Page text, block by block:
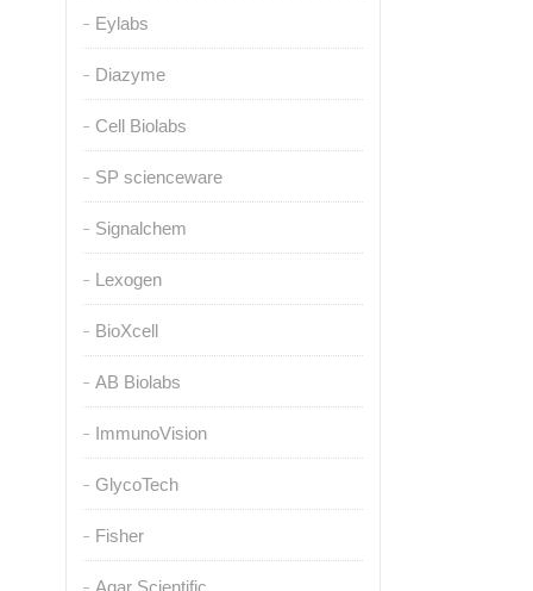
Eylabs
Diazyme
Cell Biolabs
SP scienceware
Signalchem
Lexogen
BioXcell
AB Biolabs
ImmunoVision
GlycoTech
Fisher
Agar Scientific